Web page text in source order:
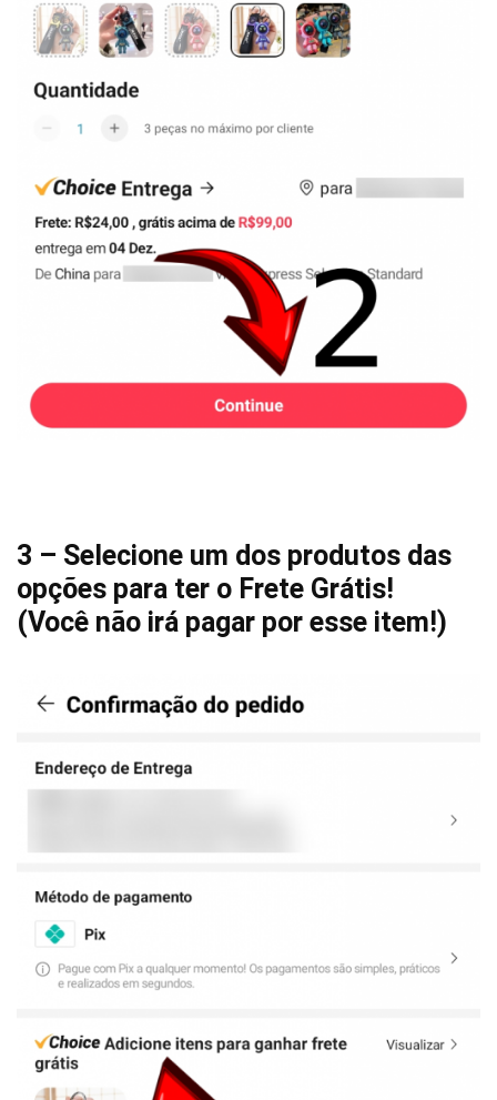
3 – Selecione um dos produtos das
opções para ter o Frete Grátis!
(Você não irá pagar por esse item!)